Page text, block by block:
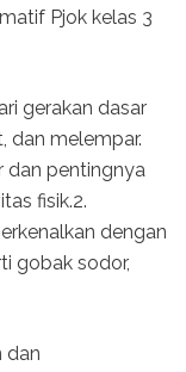
Pjok kelas 3
gerakan dasar
dan melempar.
dan pentingnya
fisik.2.
dengan
gobak sodor,
dan